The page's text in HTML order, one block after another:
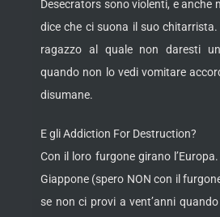
Desecrators sono violenti, e anche
dice che ci suona il suo
ragazzo al quale non daresti
quando non lo vedi vomitare
disumane.
E gli Addiction For Destruction?
Con il loro furgone girano
Giappone (spero NON con il
se non ci provi a vent’anni